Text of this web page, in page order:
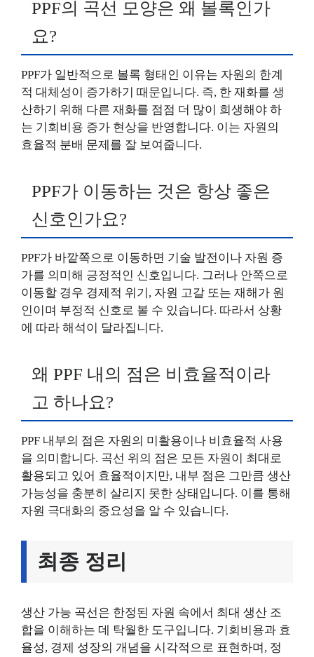
PPF의 곡선 모양은 왜 볼록인가
요?
PPF가 일반적으로 볼록 형태인 이유는 자원의 한계
적 대체성이 증가하기 때문입니다. 즉, 한 재화를 생
산하기 위해 다른 재화를 점점 더 많이 희생해야 하
는 기회비용 증가 현상을 반영합니다. 이는 자원의
효율적 분배 문제를 잘 보여줍니다.
PPF가 이동하는 것은 항상 좋은
신호인가요?
PPF가 바깥쪽으로 이동하면 기술 발전이나 자원 증
가를 의미해 긍정적인 신호입니다. 그러나 안쪽으로
이동할 경우 경제적 위기, 자원 고갈 또는 재해가 원
인이며 부정적 신호로 볼 수 있습니다. 따라서 상황
에 따라 해석이 달라집니다.
왜 PPF 내의 점은 비효율적이라
고 하나요?
PPF 내부의 점은 자원의 미활용이나 비효율적 사용
을 의미합니다. 곡선 위의 점은 모든 자원이 최대로
활용되고 있어 효율적이지만, 내부 점은 그만큼 생산
가능성을 충분히 살리지 못한 상태입니다. 이를 통해
자원 극대화의 중요성을 알 수 있습니다.
최종 정리
생산 가능 곡선은 한정된 자원 속에서 최대 생산 조
합을 이해하는 데 탁월한 도구입니다. 기회비용과 효
율성, 경제 성장의 개념을 시각적으로 표현하며, 정